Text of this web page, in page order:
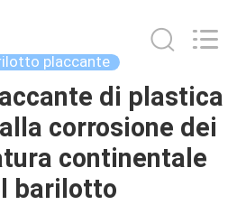
placcante
di plastica
corrosione dei
continentale
barilotto